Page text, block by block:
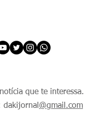
que te interessa.
dakijornal @gmail.com